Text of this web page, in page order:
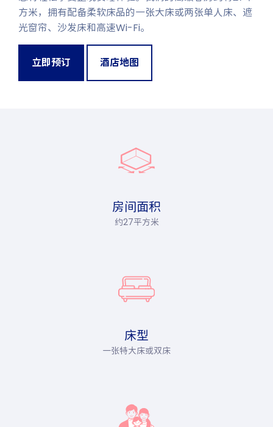
方米，拥有配备柔软床品的一张大床或两张单人床、遮
光窗帘、沙发床和高速Wi-Fi。
立即预订 酒店地图
房间面积
约27平方米
床型
一张特大床或双床